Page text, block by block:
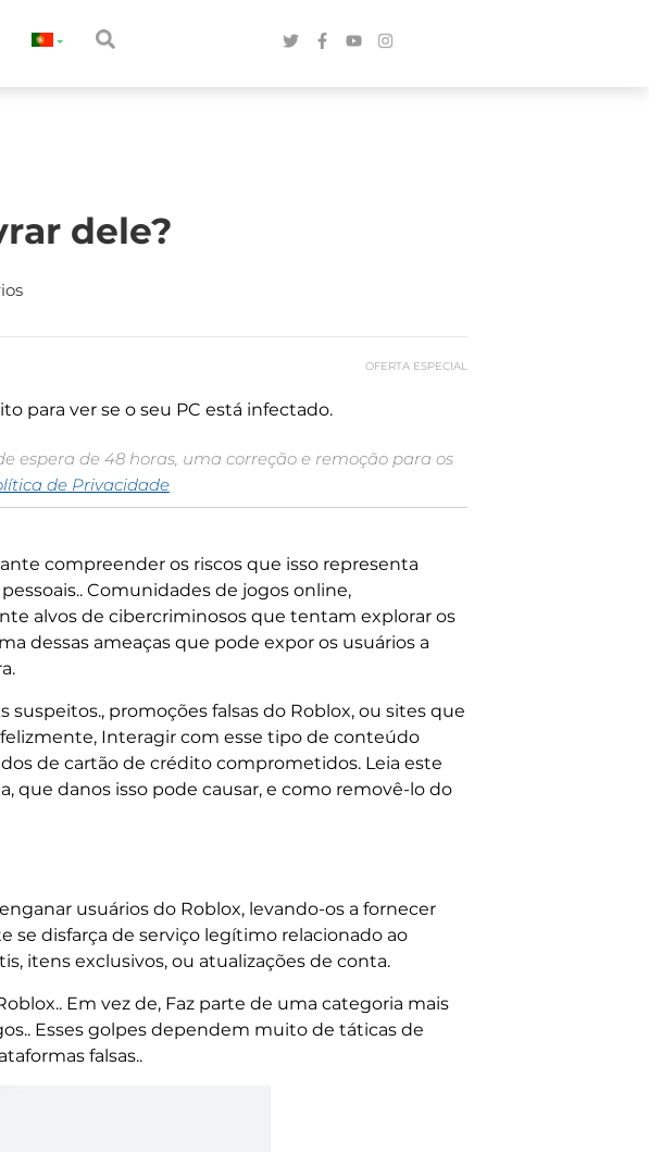
dele?
OFERTA ESPECIAL
para ver se o seu PC está infectado.
espera de 48 horas, uma correção e remoção para os
de Privacidade
compreender os riscos que isso representa
Comunidades de jogos online,
alvos de cibercriminosos que tentam explorar os
dessas ameaças que pode expor os usuários a
promoções falsas do Roblox, ou sites que
Interagir com esse tipo de conteúdo
de cartão de crédito comprometidos. Leia este
que danos isso pode causar, e como removê-lo do
usuários do Roblox, levando-os a fornecer
se disfarça de serviço legítimo relacionado ao
itens exclusivos, ou atualizações de conta.
Em vez de, Faz parte de uma categoria mais
Esses golpes dependem muito de táticas de
falsas..